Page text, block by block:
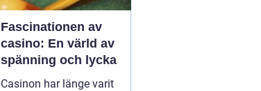
Fascinationen av
casino: En värld av
spänning och lycka
Casinon har länge varit